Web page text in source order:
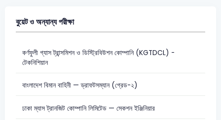
বুয়েট ও অন্যান্য পরীক্ষা
কর্ণফুলী গ্যাস ট্রান্সমিশন ও ডিস্ট্রিবিউশন কোম্পানি (KGTDCL) -
টেকনিশিয়ান
বাংলাদেশ বিমান বাহিনী — ড্রাফটসম্যান (গ্রেড-২)
ঢাকা ম্যাস ট্রানজিট কোম্পানি লিমিটেড — সেকশন ইঞ্জিনিয়ার